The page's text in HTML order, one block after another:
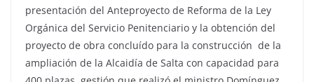
presentación del Anteproyecto de Reforma de la Ley
Orgánica del Servicio Penitenciario y la obtención del
proyecto de obra concluído para la construcción de la
ampliación de la Alcaidía de Salta con capacidad para